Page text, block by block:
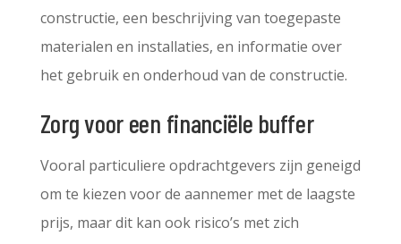
constructie, een beschrijving van toegepaste
materialen en installaties, en informatie over
het gebruik en onderhoud van de constructie.
Zorg voor een financiële buffer
Vooral particuliere opdrachtgevers zijn geneigd
om te kiezen voor de aannemer met de laagste
prijs, maar dit kan ook risico’s met zich